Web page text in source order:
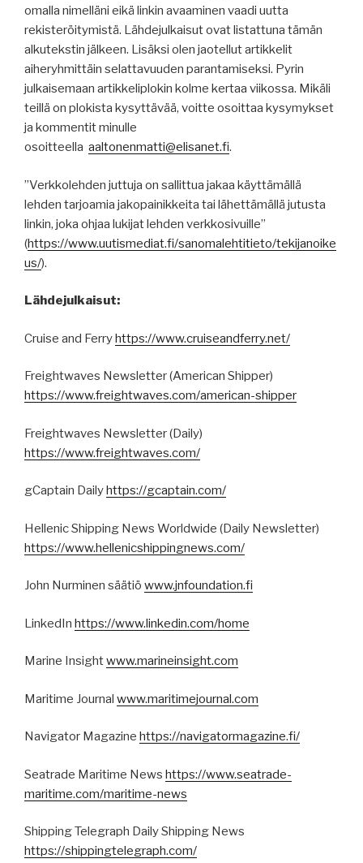
omalla nimelläni eikä linkin avaaminen vaadi uutta
rekisteröitymistä. Lähdejulkaisut ovat listattuna tämän
alkutekstin jälkeen. Lisäksi olen jaotellut artikkelit
aiheryhmittäin selattavuuden parantamiseksi. Pyrin
julkaisemaan artikkeliplokin kolme kertaa viikossa. Mikäli
teillä on plokista kysyttävää, voitte osoittaa kysymykset
ja kommentit minulle
osoitteella aaltonenmatti@elisanet.fi.
”Verkkolehden juttuja on sallittua jakaa käyttämällä
lehden tarjoamia jakopainikkeita tai lähettämällä jutusta
linkin, joka ohjaa lukijat lehden verkkosivuille”
(https://www.uutismediat.fi/sanomalehtitieto/tekijanoike
us/).
Lähdejulkaisut:
Cruise and Ferryhttps://www.cruiseandferry.net/
Freightwaves Newsletter (American Shipper)
https://www.freightwaves.com/american-shipper
Freightwaves Newsletter (Daily)
https://www.freightwaves.com/
gCaptain Dailyhttps://gcaptain.com/
Hellenic Shipping News Worldwide (Daily Newsletter)
https://www.hellenicshippingnews.com/
John Nurminen säätiö www.jnfoundation.fi
LinkedIn https://www.linkedin.com/home
Marine Insightwww.marineinsight.com
Maritime Journal www.maritimejournal.com
Navigator Magazine https://navigatormagazine.fi/
Seatrade Maritime News https://www.seatrade-
maritime.com/maritime-news
Shipping Telegraph Daily Shipping News
https://shippingtelegraph.com/